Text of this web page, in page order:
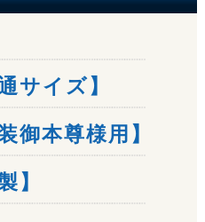
サイズ】
御本尊様用】
】